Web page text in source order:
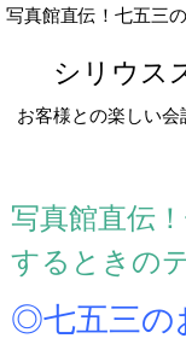
写真館直伝！七五三
シリウス
お客様との楽しい
写真館直伝
するときの
◎七五三の